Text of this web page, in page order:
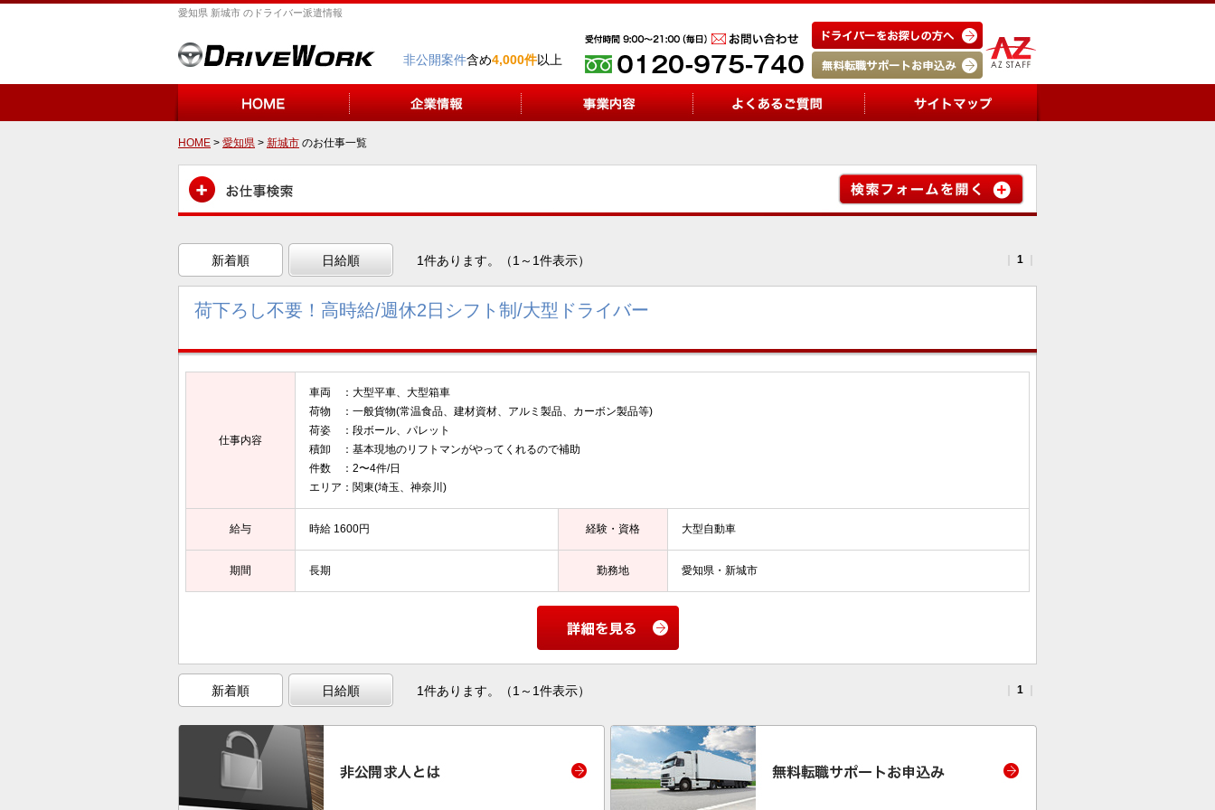
愛知県 新城市 のドライバー派遣情報
非公開案件含め4,000件以上
HOME > 愛知県 > 新城市 のお仕事一覧
新着順 日給順 1件あります。（1～1件表示） 1
荷下ろし不要！高時給/週休2日シフト制/大型ドライバー
仕事内容
車両 ：大型平車、大型箱車
荷物 ：一般貨物(常温食品、建材資材、アルミ製品、カーボン製品等)
荷姿 ：段ボール、パレット
積卸 ：基本現地のリフトマンがやってくれるので補助
件数 ：2〜4件/日
エリア：関東(埼玉、神奈川)
給与 時給 1600円 経験・資格 大型自動車
期間 長期 勤務地 愛知県・新城市
新着順 日給順 1件あります。（1～1件表示） 1